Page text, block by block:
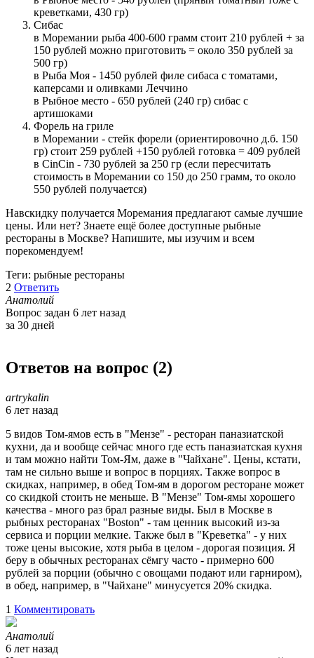
креветками, 430 гр)
Сибас
в Моремании рыба 400-600 грамм стоит 210 рублей + за
150 рублей можно приготовить = около 350 рублей за
500 гр)
в Рыба Моя - 1450 рублей филе сибаса с томатами,
каперсами и оливками Леччино
в Рыбное место - 650 рублей (240 гр) сибас с
артишоками
Форель на гриле
в Моремании - стейк форели (ориентировочно д.б. 150
гр) стоит 259 рублей +150 рублей готовка = 409 рублей
в CinCin - 730 рублей за 250 гр (если пересчитать
стоимость в Моремании со 150 до 250 грамм, то около
550 рублей получается)
Навскидку получается Моремания предлагают самые лучшие
цены. Или нет? Знаете ещё более доступные рыбные
рестораны в Москве? Напишите, мы изучим и всем
порекомендуем!
Теги: рыбные рестораны
2 Ответить
Анатолий
Вопрос задан 6 лет назад
за 30 дней
Ответов на вопрос (2)
artrykalin
6 лет назад
5 видов Том-ямов есть в "Мензе" - ресторан паназиатской
кухни, да и вообще сейчас много где есть паназиатская кухня
и там можно найти Том-Ям, даже в "Чайхане". Цены, кстати,
там не сильно выше и вопрос в порциях. Также вопрос в
скидках, например, в обед Том-ям в дорогом ресторане может
со скидкой стоить не меньше. В "Мензе" Том-ямы хорошего
качества - много раз брал разные виды. Был в Москве в
рыбных ресторанах "Boston" - там ценник высокий из-за
сервиса и порции мелкие. Также был в "Креветка" - у них
тоже цены высокие, хотя рыба в целом - дорогая позиция. Я
беру в обычных ресторанах сёмгу часто - примерно 600
рублей за порции (обычно с овощами подают или гарниром),
в обед, например, в "Чайхане" минусуется 20% скидка.
1 Комментировать
Анатолий
6 лет назад